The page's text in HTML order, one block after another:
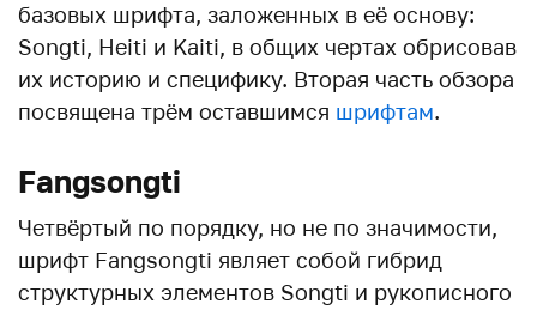
базовых шрифта, заложенных в её основу:
Songti, Heiti и Kaiti, в общих чертах обрисовав
их историю и специфику. Вторая часть обзора
посвящена трём оставшимся шрифтам.
Fangsongti
Четвёртый по порядку, но не по значимости,
шрифт Fangsongti являет собой гибрид
структурных элементов Songti и рукописного